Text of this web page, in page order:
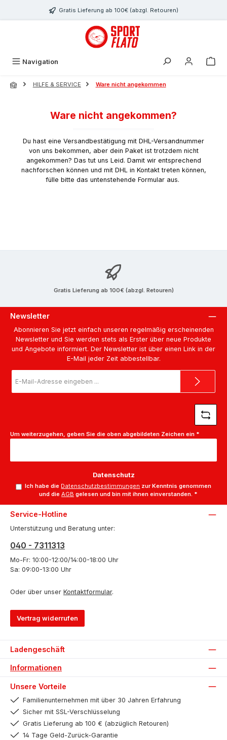
Zum Hauptinhalt springenGratis Lieferung ab 100€ (abzgl. Retouren)
Navigation
HILFE & SERVICE Ware nicht angekommen
Ware nicht angekommen?
Du hast eine Versandbestätigung mit DHL-Versandnummer
von uns bekommen, aber dein Paket ist trotzdem nicht
angekommen? Das tut uns Leid. Damit wir entsprechend
nachforschen können und mit DHL in Kontakt treten können,
fülle bitte das untenstehende Formular aus.
Gratis Lieferung ab 100€ (abzgl. Retouren)
Newsletter
Abonnieren Sie jetzt einfach unseren regelmäßig erscheinenden
Newsletter und Sie werden stets als Erster über neue Produkte
und Angebote informiert. Der Newsletter ist über einen Link in der
E-Mail jeder Zeit abbestellbar.
Mail-
Adresse
Um weiterzugehen, geben Sie die oben abgebildeten Zeichen ein *
Datenschutz
Ich habe die Datenschutzbestimmungen zur Kenntnis genommen
und dieAGB gelesen und bin mit ihnen einverstanden. *
Service-Hotline
Unterstützung und Beratung unter:
040 - 7311313
Mo-Fr: 10:00-12:00/14:00-18:00 Uhr
Sa: 09:00-13:00 Uhr
Oder über unser Kontaktformular.
Vertrag widerrufen
Ladengeschäft
Informationen
Unsere Vorteile
Familienunternehmen mit über 30 Jahren Erfahrung
Sicher mit SSL-Verschlüsselung
Gratis Lieferung ab 100 € (abzüglich Retouren)
14 Tage Geld-Zurück-Garantie